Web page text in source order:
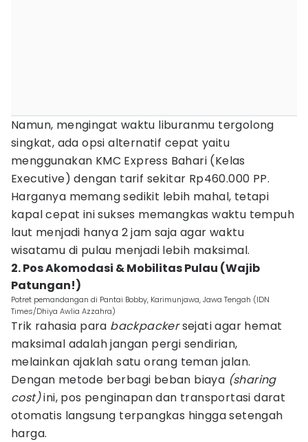
Namun, mengingat waktu liburanmu tergolong
singkat, ada opsi alternatif cepat yaitu
menggunakan KMC Express Bahari (Kelas
Executive) dengan tarif sekitar Rp460.000 PP.
Harganya memang sedikit lebih mahal, tetapi
kapal cepat ini sukses memangkas waktu tempuh
laut menjadi hanya 2 jam saja agar waktu
wisatamu di pulau menjadi lebih maksimal.
2. Pos Akomodasi & Mobilitas Pulau (Wajib
Patungan!)
Potret pemandangan di Pantai Bobby, Karimunjawa, Jawa Tengah (IDN
Times/Dhiya Awlia Azzahra)
Trik rahasia para backpackersejati agar hemat
maksimal adalah jangan pergi sendirian,
melainkan ajaklah satu orang teman jalan.
Dengan metode berbagi beban biaya (sharing
cost)ini, pos penginapan dan transportasi darat
otomatis langsung terpangkas hingga setengah
harga.